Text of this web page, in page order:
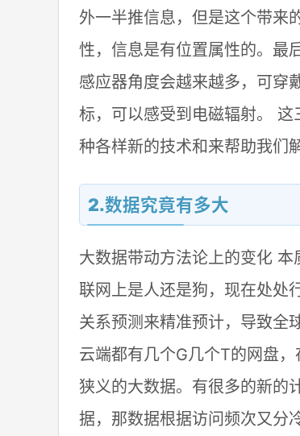
外一半推信息，但是这个带来
性，信息是有位置属性的。最
感应器角度会越来越多，可穿
标，可以感受到电磁辐射。
种各样新的技术和来帮助我们
2.数据究竟有多大
大数据带动方法论上的变化
联网上是人还是狗，现在处处
关系预测来精准预计，导致全
云端都有几个G几个T的网盘
狭义的大数据。有很多的新的
据，那数据根据访问频次又分